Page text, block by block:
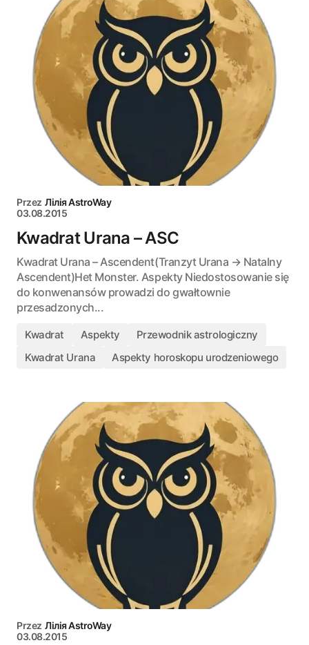
Przez Лілія AstroWay
03.08.2015
Kwadrat Urana – ASC
Kwadrat Urana – Ascendent(Tranzyt Urana → Natalny
Ascendent)Het Monster. Aspekty Niedostosowanie się
do konwenansów prowadzi do gwałtownie
przesadzonych...
Kwadrat Aspekty
Przewodnik astrologiczny
Kwadrat Urana
Aspekty horoskopu urodzeniowego
Przez Лілія AstroWay
03.08.2015